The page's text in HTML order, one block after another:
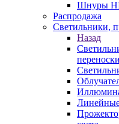
Шнуры
Распродажа
Светильники,
Назад
переноски
Линейные